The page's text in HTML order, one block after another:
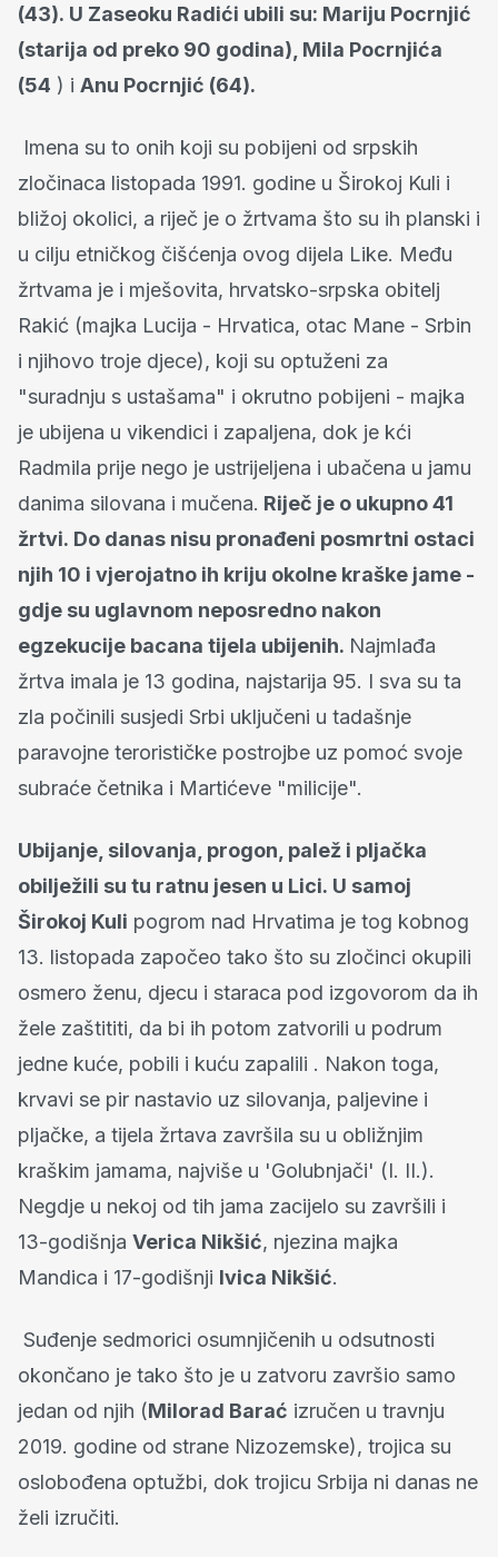
(43). U Zaseoku Radići ubili su: Mariju Pocrnjić
(starija od preko 90 godina), Mila Pocrnjića
(54 ) i Anu Pocrnjić (64).
Imena su to onih koji su pobijeni od srpskih
zločinaca listopada 1991. godine u Širokoj Kuli i
bližoj okolici, a riječ je o žrtvama što su ih planski i
u cilju etničkog čišćenja ovog dijela Like. Među
žrtvama je i mješovita, hrvatsko-srpska obitelj
Rakić (majka Lucija - Hrvatica, otac Mane - Srbin
i njihovo troje djece), koji su optuženi za
"suradnju s ustašama" i okrutno pobijeni - majka
je ubijena u vikendici i zapaljena, dok je kći
Radmila prije nego je ustrijeljena i ubačena u jamu
danima silovana i mučena. Riječ je o ukupno 41
žrtvi. Do danas nisu pronađeni posmrtni ostaci
njih 10 i vjerojatno ih kriju okolne kraške jame -
gdje su uglavnom neposredno nakon
egzekucije bacana tijela ubijenih. Najmlađa
žrtva imala je 13 godina, najstarija 95. I sva su ta
zla počinili susjedi Srbi uključeni u tadašnje
paravojne terorističke postrojbe uz pomoć svoje
subraće četnika i Martićeve "milicije".
Ubijanje, silovanja, progon, palež i pljačka
obilježili su tu ratnu jesen u Lici. U samoj
Širokoj Kuli pogrom nad Hrvatima je tog kobnog
13. listopada započeo tako što su zločinci okupili
osmero ženu, djecu i staraca pod izgovorom da ih
žele zaštititi, da bi ih potom zatvorili u podrum
jedne kuće, pobili i kuću zapalili . Nakon toga,
krvavi se pir nastavio uz silovanja, paljevine i
pljačke, a tijela žrtava završila su u obližnjim
kraškim jamama, najviše u 'Golubnjači' (I. II.).
Negdje u nekoj od tih jama zacijelo su završili i
13-godišnja Verica Nikšić, njezina majka
Mandica i 17-godišnji Ivica Nikšić.
Suđenje sedmorici osumnjičenih u odsutnosti
okončano je tako što je u zatvoru završio samo
jedan od njih (Milorad Barać izručen u travnju
2019. godine od strane Nizozemske), trojica su
oslobođena optužbi, dok trojicu Srbija ni danas ne
želi izručiti.